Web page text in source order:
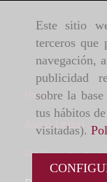
Este sitio
terceros que
navegación,
publicidad
sobre la
tus hábitos
visitadas).
Inicio
Aviso Legal
Política de